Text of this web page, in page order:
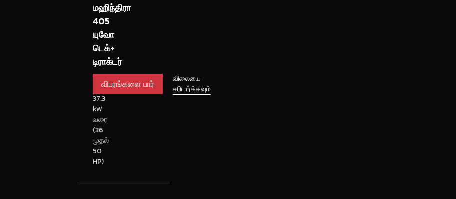
மஹிந்திரா
405
யுவோ
டெக்+
டிராக்டர்
முதல்
37.3
kW
வரை
(36
முதல்
50
HP)
விபரங்களை
பார்
விலையை
சரிபார்க்கவும்